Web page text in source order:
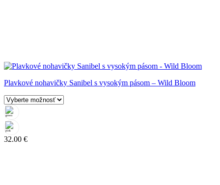
Plavkové nohavičky Sanibel s vysokým pásom – Wild Bloom
32.00 €